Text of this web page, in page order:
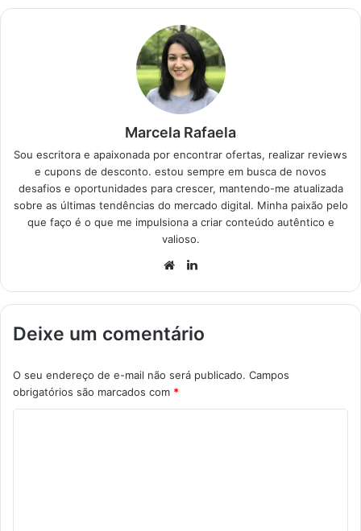
aventuras diárias.
escolher o videogame
Marcela Rafaela
Sou escritora e apaixonada por encontrar ofertas, realizar reviews
e cupons de desconto. estou sempre em busca de novos
desafios e oportunidades para crescer, mantendo-me atualizada
sobre as últimas tendências do mercado digital. Minha paixão pelo
que faço é o que me impulsiona a criar conteúdo autêntico e
valioso.
Website
Deixe um comentário
O seu endereço de e-mail não será publicado. Campos
obrigatórios são marcados com *